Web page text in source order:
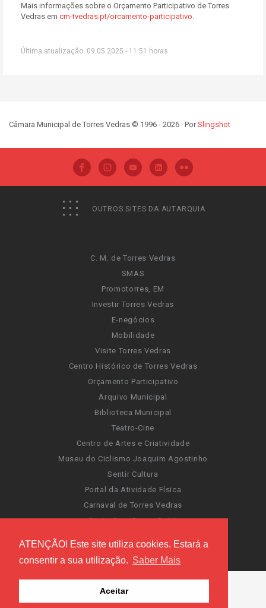
ATENÇÃO! Este site utiliza cookies. Estará a
consentir a sua utilização. Saber Mais
Aceitar
Mais informações sobre o Orçamento Participativo de Torres
Vedras em cm-tvedras.pt/orcamento-participativo.
Última atualização: 09.05.2025 - 11:51 horas
Câmara Municipal de Torres Vedras © 1996 - 2026 · PorSlingshot
OUTROS SITES DA AUTARQUIA
C. M. de Torres Vedras
SMAS
Promotorres, EM
Investir Torres Vedras
E-negócios
Mobilidade
Visite Torres Vedras
Centro Histórico de Torres Vedras
Orçamento Participativo
Arquivo Municipal
Biblioteca Municipal
Teatro-Cine
Centro de Artes e Criatividade
Museu do Ciclismo Joaquim Agostinho
Sentir Cultura
Portal da Atividade Física
Carnaval de Torres Vedras
Santa Cruz Ocean Spirit